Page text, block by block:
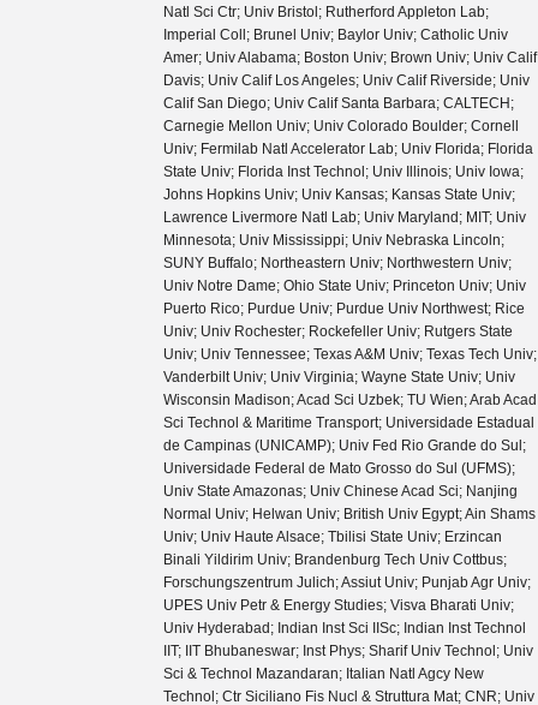
Natl Sci Ctr; Univ Bristol; Rutherford Appleton Lab;
Imperial Coll; Brunel Univ; Baylor Univ; Catholic Univ
Amer; Univ Alabama; Boston Univ; Brown Univ; Univ Calif
Davis; Univ Calif Los Angeles; Univ Calif Riverside; Univ
Calif San Diego; Univ Calif Santa Barbara; CALTECH;
Carnegie Mellon Univ; Univ Colorado Boulder; Cornell
Univ; Fermilab Natl Accelerator Lab; Univ Florida; Florida
State Univ; Florida Inst Technol; Univ Illinois; Univ Iowa;
Johns Hopkins Univ; Univ Kansas; Kansas State Univ;
Lawrence Livermore Natl Lab; Univ Maryland; MIT; Univ
Minnesota; Univ Mississippi; Univ Nebraska Lincoln;
SUNY Buffalo; Northeastern Univ; Northwestern Univ;
Univ Notre Dame; Ohio State Univ; Princeton Univ; Univ
Puerto Rico; Purdue Univ; Purdue Univ Northwest; Rice
Univ; Univ Rochester; Rockefeller Univ; Rutgers State
Univ; Univ Tennessee; Texas A&M Univ; Texas Tech Univ;
Vanderbilt Univ; Univ Virginia; Wayne State Univ; Univ
Wisconsin Madison; Acad Sci Uzbek; TU Wien; Arab Acad
Sci Technol & Maritime Transport; Universidade Estadual
de Campinas (UNICAMP); Univ Fed Rio Grande do Sul;
Universidade Federal de Mato Grosso do Sul (UFMS);
Univ State Amazonas; Univ Chinese Acad Sci; Nanjing
Normal Univ; Helwan Univ; British Univ Egypt; Ain Shams
Univ; Univ Haute Alsace; Tbilisi State Univ; Erzincan
Binali Yildirim Univ; Brandenburg Tech Univ Cottbus;
Forschungszentrum Julich; Assiut Univ; Punjab Agr Univ;
UPES Univ Petr & Energy Studies; Visva Bharati Univ;
Univ Hyderabad; Indian Inst Sci IISc; Indian Inst Technol
IIT; IIT Bhubaneswar; Inst Phys; Sharif Univ Technol; Univ
Sci & Technol Mazandaran; Italian Natl Agcy New
Technol; Ctr Siciliano Fis Nucl & Struttura Mat; CNR; Univ